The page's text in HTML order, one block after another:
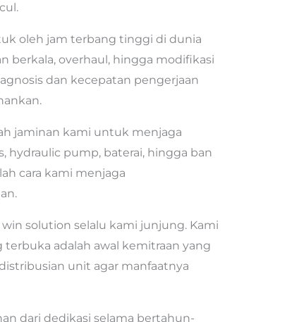
oleh jam terbang tinggi di dunia
berkala, overhaul, hingga modifikasi
dan kecepatan pengerjaan
jaminan kami untuk menjaga
hydraulic pump, baterai, hingga ban
cara kami menjaga
solution selalu kami junjung. Kami
adalah awal kemitraan yang
unit agar manfaatnya
dari dedikasi selama bertahun-